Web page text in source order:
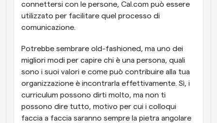
connettersi con le persone, Cal.com può essere
utilizzato per facilitare quel processo di
comunicazione.
Potrebbe sembrare old-fashioned, ma uno dei
migliori modi per capire chi è una persona, quali
sono i suoi valori e come può contribuire alla tua
organizzazione è incontrarla effettivamente. Sì, i
curriculum possono dirti molto, ma non ti
possono dire tutto, motivo per cui i colloqui
faccia a faccia saranno sempre la pietra angolare